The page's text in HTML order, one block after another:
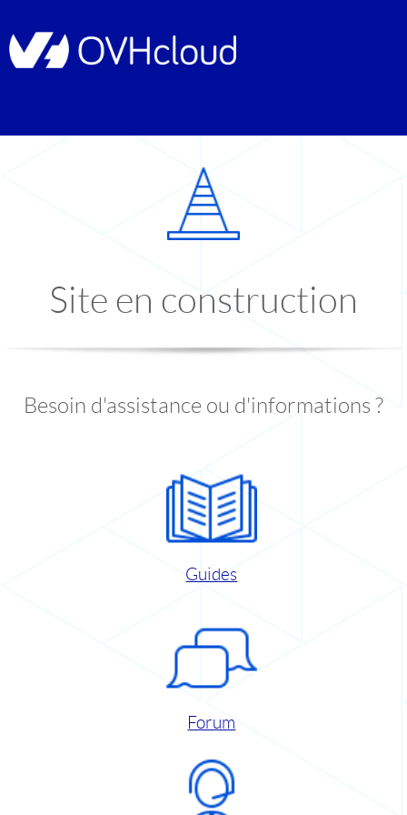
Site en construction
Besoin d'assistance ou d'informations ?
Guides
Forum